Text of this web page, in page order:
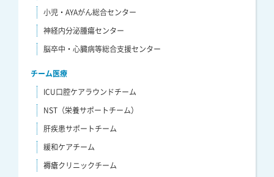
小児・AYAがん総合センター
神経内分泌腫瘍センター
脳卒中・心臓病等総合支援センター
チーム医療
ICU口腔ケアラウンドチーム
NST（栄養サポートチーム）
肝疾患サポートチーム
緩和ケアチーム
褥瘡クリニックチーム